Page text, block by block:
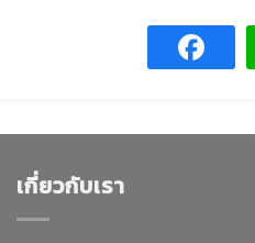
เกี่ยวกับเรา